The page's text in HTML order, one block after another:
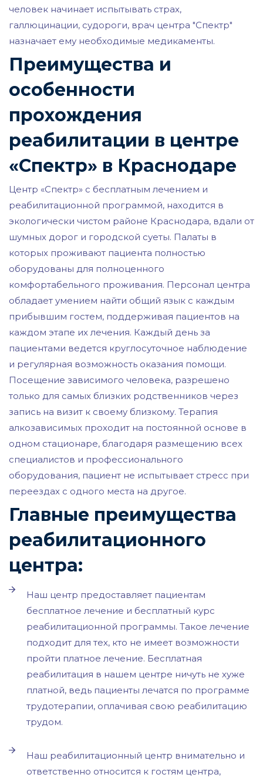
человек начинает испытывать страх,
галлюцинации, судороги, врач центра "Спектр"
назначает ему необходимые медикаменты.
Преимущества и
особенности
прохождения
реабилитации в центре
«Спектр» в Краснодаре
Центр «Спектр» с бесплатным лечением и
реабилитационной программой, находится в
экологически чистом районе Краснодара, вдали от
шумных дорог и городской суеты. Палаты в
которых проживают пациента полностью
оборудованы для полноценного
комфортабельного проживания. Персонал центра
обладает умением найти общий язык с каждым
прибывшим гостем, поддерживая пациентов на
каждом этапе их лечения. Каждый день за
пациентами ведется круглосуточное наблюдение
и регулярная возможность оказания помощи.
Посещение зависимого человека, разрешено
только для самых близких родственников через
запись на визит к своему близкому. Терапия
алкозависимых проходит на постоянной основе в
одном стационаре, благодаря размещению всех
специалистов и профессионального
оборудования, пациент не испытывает стресс при
переездах с одного места на другое.
Главные преимущества
реабилитационного
центра:
Наш центр предоставляет пациентам
бесплатное лечение и бесплатный курс
реабилитационной программы. Такое лечение
подходит для тех, кто не имеет возможности
пройти платное лечение. Бесплатная
реабилитация в нашем центре ничуть не хуже
платной, ведь пациенты лечатся по программе
трудотерапии, оплачивая свою реабилитацию
трудом.
Наш реабилитационный центр внимательно и
ответственно относится к гостям центра,